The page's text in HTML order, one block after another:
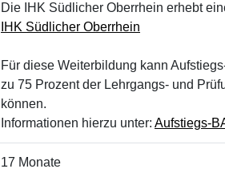
Die IHK Südlicher Oberrhein erhebt
IHK Südlicher Oberrhein
Für diese Weiterbildung kann
zu 75 Prozent der Lehrgangs- und
können.
Informationen hierzu unter: Aufstiegs-
17 Monate